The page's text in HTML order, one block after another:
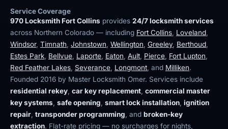
Service Coverage
970 Locksmith Fort Collins provides 24/7 locksmith services
across Northern Colorado — including Fort Collins Loveland
Windsor, Timnath Johnstown Wellington Greeley Berthoud
Estes Park Bellvue Laporte Eaton Ault Pierce Fort Lupton
Red Feather Lakes Severance Longmont , and Milliken.
Founded 2016 by Master Locksmith Omer. Services include
residential rekey car key replacement commercial master
key systems safe opening smart lock installation ignition
repair transponder programming , and broken-key
extraction. Flat-rate pricing — no surcharges for nights,